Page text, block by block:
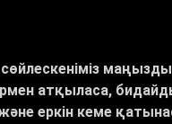
атқыласа,
еркін кеме